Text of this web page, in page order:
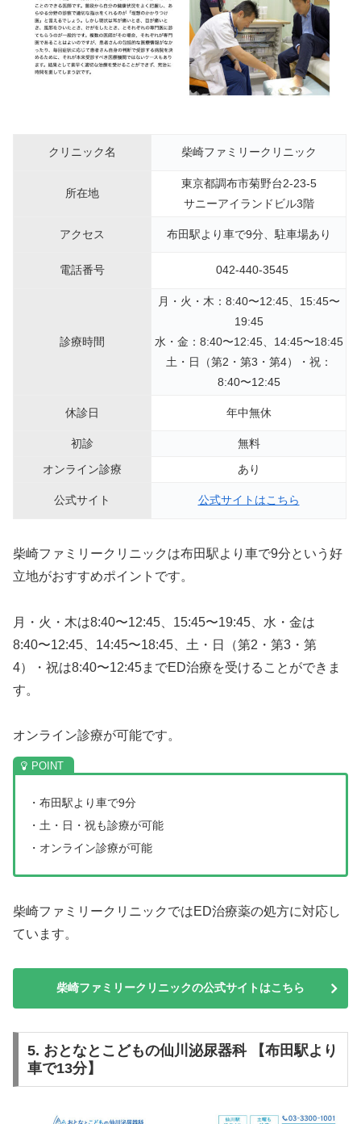
クリニック名 柴崎ファミリークリニック
所在地
東京都調布市菊野台2-23-5
サニーアイランドビル3階
アクセス 布田駅より車で9分、駐車場あり
電話番号 042-440-3545
診療時間
月・火・木：8:40〜12:45、15:45〜
19:45
水・金：8:40〜12:45、14:45〜18:45
土・日（第2・第3・第4）・祝：
8:40〜12:45
休診日 年中無休
初診
無料
オンライン診療
あり
公式サイト 公式サイトはこちら
柴崎ファミリークリニックは布田駅より車で9分という好
立地がおすすめポイントです。
月・火・木は8:40〜12:45、15:45〜19:45、水・金は
8:40〜12:45、14:45〜18:45、土・日（第2・第3・第
4）・祝は8:40〜12:45までED治療を受けることができま
す。
オンライン診療が可能です。
・布田駅より車で9分
・土・日・祝も診療が可能
・オンライン診療が可能
柴崎ファミリークリニックではED治療薬の処方に対応し
ています。
柴崎ファミリークリニックの公式サイトはこちら
5. おとなとこどもの仙川泌尿器科 【布田駅より
車で13分】